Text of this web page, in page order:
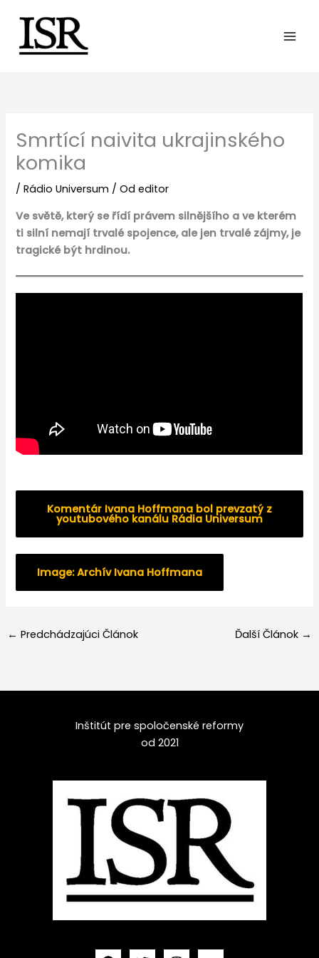
obsah
Smrtící naivita ukrajinského
komika
/Rádio Universum / Od editor
Ve světě, který se řídí právem silnějšího a ve kterém
ti silní nemají trvalé spojence, ale jen trvalé zájmy, je
tragické být hrdinou.
Komentár Ivana Hoffmana bol prevzatý z
youtubového kanálu Rádia Universum
Image: Archív Ivana Hoffmana
← Predchádzajúci Článok Ďalší Článok →
Inštitút pre spoločenské reformy
od 2021